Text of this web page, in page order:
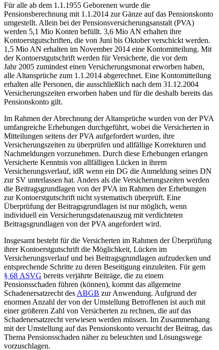
Für alle ab dem 1.1.1955 Geborenen wurde die
Pensionsberechnung mit 1.1.2014 zur Gänze auf das Pensionskonto
umgestellt. Allein bei der Pensionsversicherungsanstalt (PVA)
werden 5,1 Mio Konten befüllt. 3,6 Mio AN erhalten ihre
Kontoerstgutschriften, die von Juni bis Oktober verschickt werden.
1,5 Mio AN erhalten im November 2014 eine Kontomitteilung. Mit
der Kontoerstgutschrift werden für Versicherte, die vor dem
Jahr 2005 zumindest einen Versicherungsmonat erworben haben,
alle Altansprüche zum 1.1.2014 abgerechnet. Eine Kontomitteilung
erhalten alle Personen, die ausschließlich nach dem 31.12.2004
Versicherungszeiten erworben haben und für die deshalb bereits das
Pensionskonto gilt.
Im Rahmen der Abrechnung der Altansprüche wurden von der PVA
umfangreiche Erhebungen durchgeführt, wobei die Versicherten in
Mitteilungen seitens der PVA aufgefordert wurden, ihre
Versicherungszeiten zu überprüfen und allfällige Korrekturen und
Nachmeldungen vorzunehmen. Durch diese Erhebungen erlangen
Versicherte Kenntnis von allfälligen Lücken in ihrem
Versicherungsverlauf, idR wenn ein DG die Anmeldung seines DN
zur SV unterlassen hat. Anders als die Versicherungszeiten werden
die Beitragsgrundlagen von der PVA im Rahmen der Erhebungen
zur Kontoerstgutschrift nicht systematisch überprüft. Eine
Überprüfung der Beitragsgrundlagen ist nur möglich, wenn
individuell ein Versicherungsdatenauszug mit verdichteten
Beitragsgrundlagen von der PVA angefordert wird.
Insgesamt besteht für die Versicherten im Rahmen der Überprüfung
ihrer Kontoerstgutschrift die Möglichkeit, Lücken im
Versicherungsverlauf und bei Beitragsgrundlagen aufzudecken und
entsprechende Schritte zu deren Beseitigung einzuleiten. Für gem
§ 68 ASVG bereits verjährte Beiträge, die zu einem
Pensionsschaden führen (können), kommt das allgemeine
Schadenersatzrecht des ABGB zur Anwendung. Aufgrund der
enormen Anzahl der von der Umstellung Betroffenen ist auch mit
einer größeren Zahl von Versicherten zu rechnen, die auf das
Schadenersatzrecht verwiesen werden müssen. Im Zusammenhang
mit der Umstellung auf das Pensionskonto versucht der Beitrag, das
Thema Pensionsschaden näher zu beleuchten und Lösungswege
vorzuschlagen.